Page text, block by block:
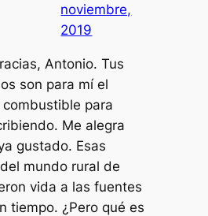
noviembre,
2019
Antonio. Tus
son para mí el
combustible para
Me alegra
gustado. Esas
mundo rural de
vida a las fuentes
tiempo. ¿Pero qué es